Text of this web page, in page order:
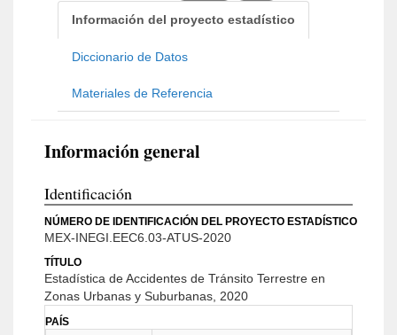
Información del proyecto estadístico
Diccionario de Datos
Materiales de Referencia
Información general
Identificación
NÚMERO DE IDENTIFICACIÓN DEL PROYECTO ESTADÍSTICO
MEX-INEGI.EEC6.03-ATUS-2020
TÍTULO
Estadística de Accidentes de Tránsito Terrestre en
Zonas Urbanas y Suburbanas, 2020
PAÍS